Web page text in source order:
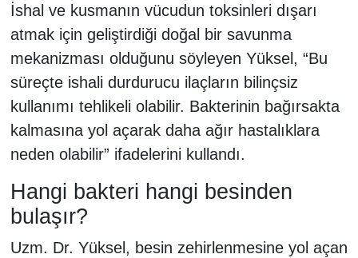
İshal ve kusmanın vücudun toksinleri dışarı
atmak için geliştirdiği doğal bir savunma
mekanizması olduğunu söyleyen Yüksel, “Bu
süreçte ishali durdurucu ilaçların bilinçsiz
kullanımı tehlikeli olabilir. Bakterinin bağırsakta
kalmasına yol açarak daha ağır hastalıklara
neden olabilir” ifadelerini kullandı.
Hangi bakteri hangi besinden
bulaşır?
Uzm. Dr. Yüksel, besin zehirlenmesine yol açan